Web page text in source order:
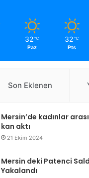
32 ℃
Paz
32 ℃
Pts
Son Eklenen
Mersin’de kadınlar
kan aktı
21 Ekim 2024
Mersin deki Patenci
Yakalandı